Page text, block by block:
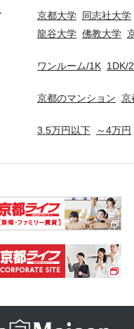
京都大学 同志社大学
龍谷大学 佛教大学
ワンルーム/1K 1DK/
京都のマンション 京
3.5万円以下 ～4万円